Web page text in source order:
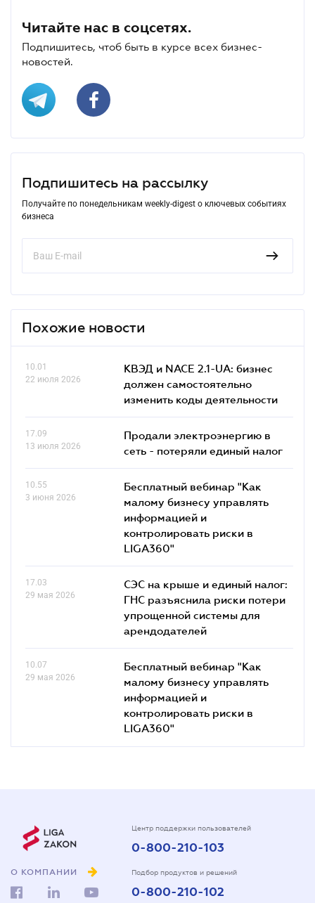
Читайте нас в соцсетях.
Подпишитесь, чтоб быть в курсе всех бизнес-
новостей.
Подпишитесь на рассылку
Получайте по понедельникам weekly-digest о ключевых событиях
бизнеса
Похожие новости
10.01
22 июля 2026
КВЭД и NACE 2.1-UA: бизнес
должен самостоятельно
изменить коды деятельности
17.09
13 июля 2026
Продали электроэнергию в
сеть - потеряли единый налог
10.55
3 июня 2026
Бесплатный вебинар "Как
малому бизнесу управлять
информацией и
контролировать риски в
LIGA360"
17.03
29 мая 2026
СЭС на крыше и единый налог:
ГНС разъяснила риски потери
упрощенной системы для
арендодателей
10.07
29 мая 2026
Бесплатный вебинар "Как
малому бизнесу управлять
информацией и
контролировать риски в
LIGA360"
О КОМПАНИИ
Центр поддержки пользователей
0-800-210-103
Подбор продуктов и решений
0-800-210-102